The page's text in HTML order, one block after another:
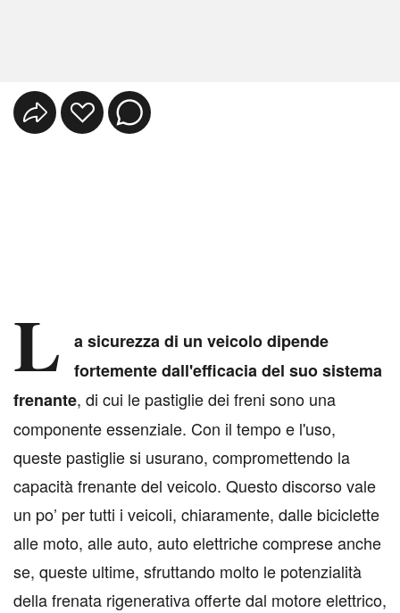
L
a sicurezza di un veicolo dipende
fortemente dall'efficacia del suo sistema
frenante, di cui le pastiglie dei freni sono una
componente essenziale. Con il tempo e l'uso,
queste pastiglie si usurano, compromettendo la
capacità frenante del veicolo. Questo discorso vale
un po’ per tutti i veicoli, chiaramente, dalle biciclette
alle moto, alle auto, auto elettriche comprese anche
se, queste ultime, sfruttando molto le potenzialità
della frenata rigenerativa offerte dal motore elettrico,